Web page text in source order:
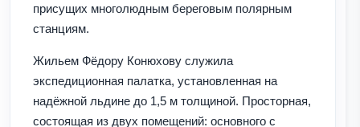
присущих многолюдным береговым полярным
станциям.
Жильем Фёдору Конюхову служила
экспедиционная палатка, установленная на
надёжной льдине до 1,5 м толщиной. Просторная,
состоящая из двух помещений: основного с